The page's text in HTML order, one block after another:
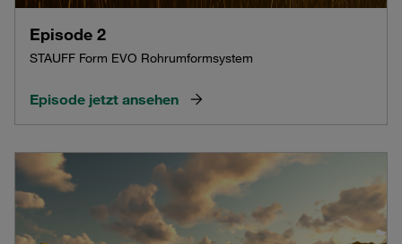
Episode 2
STAUFF Form EVO Rohrumformsystem
Episode jetzt ansehen